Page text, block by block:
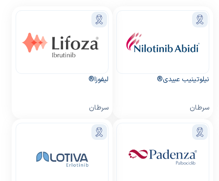
نیلوتینیب عبیدی®
سرطان
لیفوزا®
سرطان